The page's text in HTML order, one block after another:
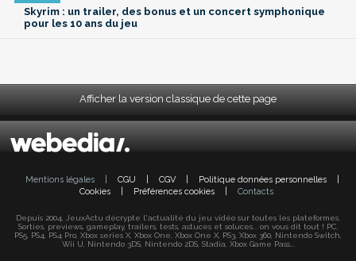
Skyrim : un trailer, des bonus et un concert symphonique
pour les 10 ans du jeu
Afficher la version classique de cette page
Mentions légales CGU CGV Politique données personnelles
Cookies
Préférences cookies Contacts
Depuis 2004, JeuxActu décrypte l'actualité du jeu vidéo sur toutes les plateformes.
Sorties, previews, gameplay, trailers, tests, astuces et soluces... on vous dit tout ! PC,
PS5, PS4, PS4 Pro, Xbox series X, Xbox One, Xbox One X, PS3, Xbox 360, Nintendo Switch,
Wii U, Nintendo 3DS, Nintendo 2DS, Stadia, Xbox Game Pass...